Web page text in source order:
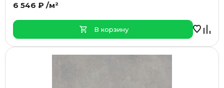
6 546 ₽ /м²
В корзину